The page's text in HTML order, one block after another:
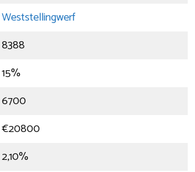
Weststellingwerf
8388
15%
6700
€20800
2,10%